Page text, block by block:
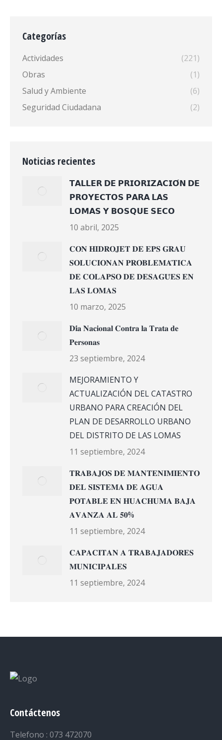
Categorías
Actividades
(221)
Obras
(1)
Salud y Ambiente
(6)
Seguridad Ciudadana
(2)
Noticias recientes
𝗧𝗔𝗟𝗟𝗘𝗥 𝗗𝗘 𝗣𝗥𝗜𝗢𝗥𝗜𝗭𝗔𝗖𝗜𝗢́𝗡 𝗗𝗘
𝗣𝗥𝗢𝗬𝗘𝗖𝗧𝗢𝗦 𝗣𝗔𝗥𝗔 𝗟𝗔𝗦
𝗟𝗢𝗠𝗔𝗦 𝗬 𝗕𝗢𝗦𝗤𝗨𝗘 𝗦𝗘𝗖𝗢
10 abril, 2025
𝐂𝐎𝐍 𝐇𝐈𝐃𝐑𝐎𝐉𝐄𝐓 𝐃𝐄 𝐄𝐏𝐒 𝐆𝐑𝐀𝐔
𝐒𝐎𝐋𝐔𝐂𝐈𝐎𝐍𝐀𝐍 𝐏𝐑𝐎𝐁𝐋𝐄𝐌𝐀́𝐓𝐈𝐂𝐀
𝐃𝐄 𝐂𝐎𝐋𝐀𝐏𝐒𝐎 𝐃𝐄 𝐃𝐄𝐒𝐀𝐆𝐔̈𝐄𝐒 𝐄𝐍
𝐋𝐀𝐒 𝐋𝐎𝐌𝐀𝐒
10 marzo, 2025
𝐃𝐢́𝐚 𝐍𝐚𝐜𝐢𝐨𝐧𝐚𝐥 𝐂𝐨𝐧𝐭𝐫𝐚 𝐥𝐚 𝐓𝐫𝐚𝐭𝐚 𝐝𝐞
𝐏𝐞𝐫𝐬𝐨𝐧𝐚𝐬
23 septiembre, 2024
MEJORAMIENTO Y
ACTUALIZACIÓN DEL CATASTRO
URBANO PARA CREACIÓN DEL
PLAN DE DESARROLLO URBANO
DEL DISTRITO DE LAS LOMAS
11 septiembre, 2024
𝐓𝐑𝐀𝐁𝐀𝐉𝐎𝐒 𝐃𝐄 𝐌𝐀𝐍𝐓𝐄𝐍𝐈𝐌𝐈𝐄𝐍𝐓𝐎
𝐃𝐄𝐋 𝐒𝐈𝐒𝐓𝐄𝐌𝐀 𝐃𝐄 𝐀𝐆𝐔𝐀
𝐏𝐎𝐓𝐀𝐁𝐋𝐄 𝐄𝐍 𝐇𝐔𝐀𝐂𝐇𝐔𝐌𝐀 𝐁𝐀𝐉𝐀
𝐀𝐕𝐀𝐍𝐙𝐀 𝐀𝐋 𝟓𝟎%
11 septiembre, 2024
𝐂𝐀𝐏𝐀𝐂𝐈𝐓𝐀𝐍 𝐀 𝐓𝐑𝐀𝐁𝐀𝐉𝐀𝐃𝐎𝐑𝐄𝐒
𝐌𝐔𝐍𝐈𝐂𝐈𝐏𝐀𝐋𝐄𝐒
11 septiembre, 2024
Contáctenos
Telefono : 073 472070